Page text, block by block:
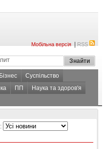
Мобільна версія|RSS
Бізнес
Суспільство
ПП
Наука та здоров'я